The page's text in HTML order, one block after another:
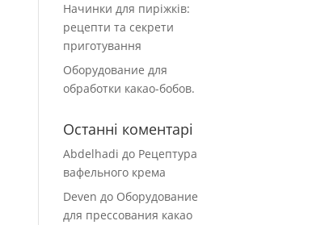
Начинки для пиріжків:
рецепти та секрети
приготування
Оборудование для
обработки какао-бобов.
Останні коментарі
Abdelhadi до Рецептура
вафельного крема
Deven до Оборудование
для прессования какао